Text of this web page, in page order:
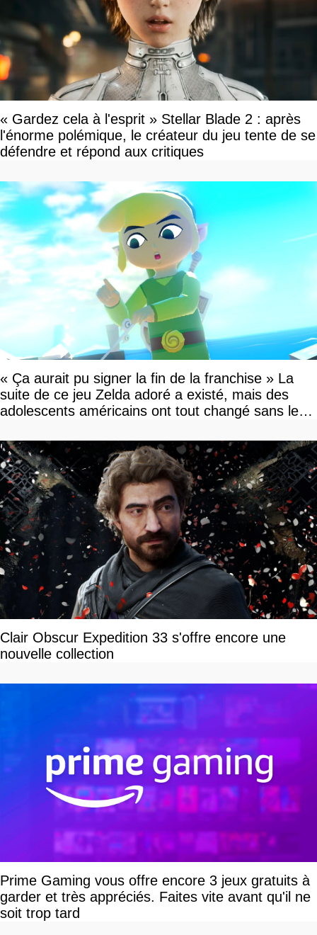
« Gardez cela à l'esprit » Stellar Blade 2 : après
l'énorme polémique, le créateur du jeu tente de se
défendre et répond aux critiques
« Ça aurait pu signer la fin de la franchise » La
suite de ce jeu Zelda adoré a existé, mais des
adolescents américains ont tout changé sans le
Clair Obscur Expedition 33 s'offre encore une
nouvelle collection
Prime Gaming vous offre encore 3 jeux gratuits à
garder et très appréciés. Faites vite avant qu'il ne
soit trop tard